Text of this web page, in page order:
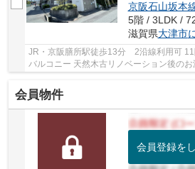
京阪石山坂本
5階 / 3LDK /
滋賀県大津市
JR・京阪膳所駅徒歩13分 2沿線利用可
バルコニー 天然木古リノベーション後の
会員物件
会員登録を